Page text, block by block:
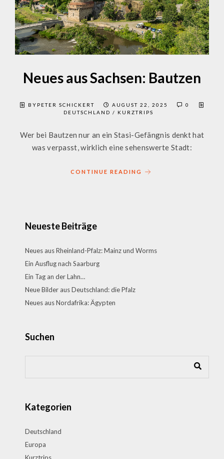
Neues aus Sachsen: Bautzen
BYPETER SCHICKERT AUGUST 22, 2025
0
DEUTSCHLAND / KURZTRIPS
Wer bei Bautzen nur an ein Stasi-Gefängnis denkt hat
was verpasst, wirklich eine sehenswerte Stadt:
CONTINUE READING
Neueste Beiträge
Neues aus Rheinland-Pfalz: Mainz und Worms
Ein Ausflug nach Saarburg
Ein Tag an der Lahn…
Neue Bilder aus Deutschland: die Pfalz
Neues aus Nordafrika: Ägypten
Suchen
Kategorien
Deutschland
Europa